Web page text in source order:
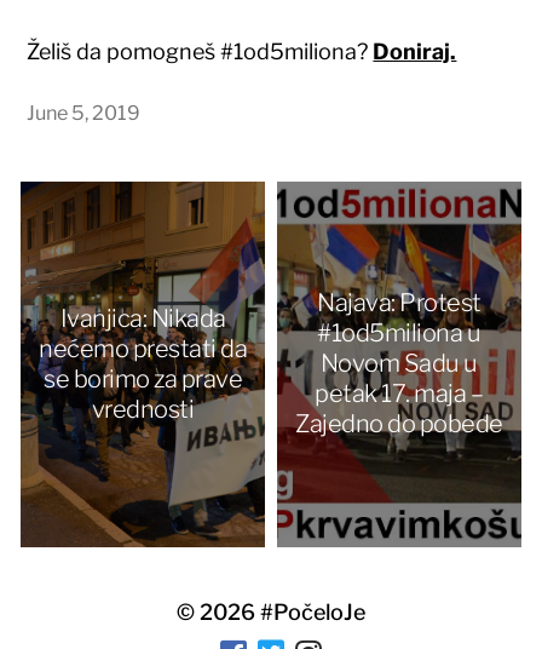
Želiš da pomogneš #1od5miliona? Doniraj.
June 5, 2019
Ivanjica: Nikada
nećemo prestati da
se borimo za prave
vrednosti
Najava: Protest
#1od5miliona u
Novom Sadu u
petak 17. maja –
Zajedno do pobede
© 2026#PočeloJe